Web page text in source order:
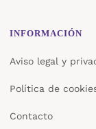
INFORMACIÓN
Aviso legal y
Política de
Contacto